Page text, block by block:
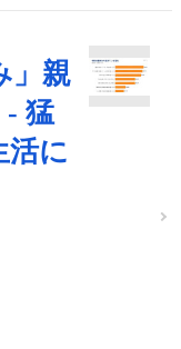
」親
- 猛
活に